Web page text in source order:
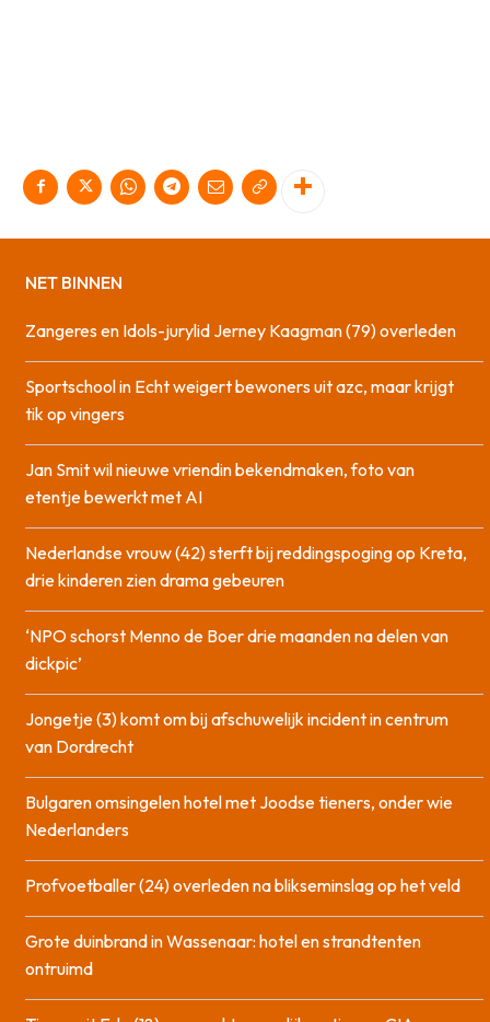
NET BINNEN
Zangeres en Idols-jurylid Jerney Kaagman (79) overleden
Sportschool in Echt weigert bewoners uit azc, maar krijgt
tik op vingers
Jan Smit wil nieuwe vriendin bekendmaken, foto van
etentje bewerkt met AI
Nederlandse vrouw (42) sterft bij reddingspoging op Kreta,
drie kinderen zien drama gebeuren
‘NPO schorst Menno de Boer drie maanden na delen van
dickpic’
Jongetje (3) komt om bij afschuwelijk incident in centrum
van Dordrecht
Bulgaren omsingelen hotel met Joodse tieners, onder wie
Nederlanders
Profvoetballer (24) overleden na blikseminslag op het veld
Grote duinbrand in Wassenaar: hotel en strandtenten
ontruimd